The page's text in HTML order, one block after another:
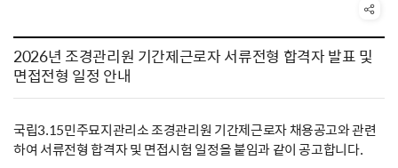
2026년 조경관리원 기간제근로자 서류전형 합격자 발표 및
면접전형 일정 안내
국립3.15민주묘지관리소 조경관리원 기간제근로자 채용공고와 관련
하여 서류전형 합격자 및 면접시험 일정을 붙임과 같이 공고합니다.